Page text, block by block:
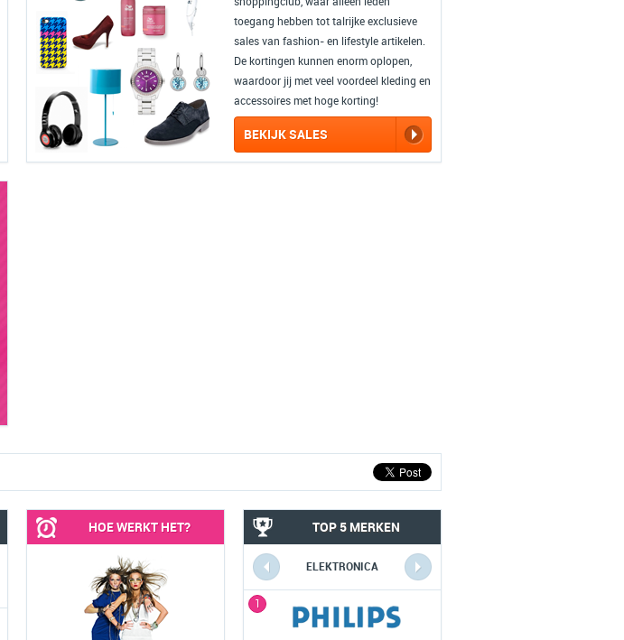
toegang hebben tot talrijke exclusieve
sales van fashion- en lifestyle artikelen.
De kortingen kunnen enorm oplopen,
waardoor jij met veel voordeel kleding en
accessoires met hoge korting!
BEKIJK SALES
HOE WERKT HET? TOP 5 MERKEN
ELEKTRONICA
1